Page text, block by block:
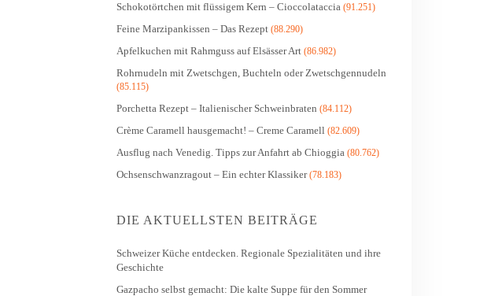
Schokotörtchen mit flüssigem Kern – Cioccolataccia (91.251)
Feine Marzipankissen – Das Rezept (88.290)
Apfelkuchen mit Rahmguss auf Elsässer Art (86.982)
Rohrnudeln mit Zwetschgen, Buchteln oder Zwetschgennudeln
(85.115)
Porchetta Rezept – Italienischer Schweinbraten (84.112)
Crème Caramell hausgemacht! – Creme Caramell (82.609)
Ausflug nach Venedig. Tipps zur Anfahrt ab Chioggia (80.762)
Ochsenschwanzragout – Ein echter Klassiker(78.183)
DIE AKTUELLSTEN BEITRÄGE
Schweizer Küche entdecken. Regionale Spezialitäten und ihre
Geschichte
Gazpacho selbst gemacht: Die kalte Suppe für den Sommer